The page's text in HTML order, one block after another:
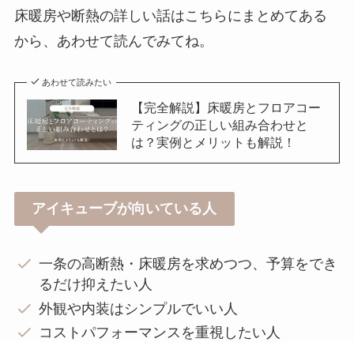
床暖房や断熱の詳しい話はこちらにまとめてある
から、あわせて読んでみてね。
あわせて読みたい
【完全解説】床暖房とフロアコー
ティングの正しい組み合わせと
は？実例とメリットも解説！
アイキューブが向いている人
一条の高断熱・床暖房を求めつつ、予算をでき
るだけ抑えたい人
外観や内装はシンプルでいい人
コストパフォーマンスを重視したい人